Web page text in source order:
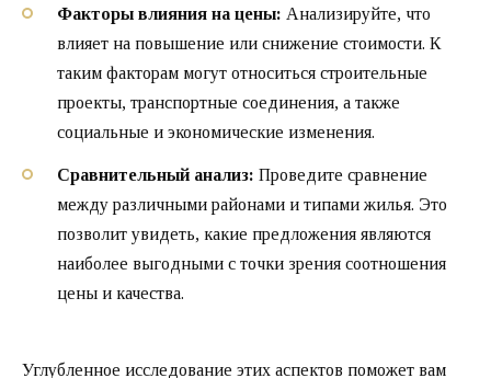
Факторы влияния на цены: Анализируйте, что
влияет на повышение или снижение стоимости. К
таким факторам могут относиться строительные
проекты, транспортные соединения, а также
социальные и экономические изменения.
Сравнительный анализ: Проведите сравнение
между различными районами и типами жилья. Это
позволит увидеть, какие предложения являются
наиболее выгодными с точки зрения соотношения
цены и качества.
Углубленное исследование этих аспектов поможет вам